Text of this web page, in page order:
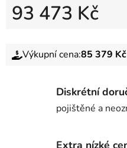
93 473 Kč
Výkupní cena:85 379 Kč
Diskrétní
pojištěné a
Extra nízké